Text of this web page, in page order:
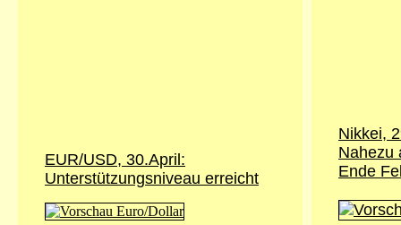
EUR/USD, 30.April:
Unterstützungsniveau erreicht
Nikkei,
Nahezu
Ende